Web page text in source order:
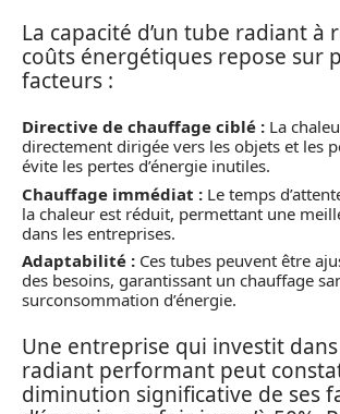
La capacité d’un tube radiant à
coûts énergétiques repose sur
facteurs :
Directive de chauffage ciblé : La
directement dirigée vers les objets et les
évite les pertes d’énergie inutiles.
Chauffage immédiat : Le temps
la chaleur est réduit, permettant une
dans les entreprises.
Adaptabilité : Ces tubes peuvent être
des besoins, garantissant un chauffage
surconsommation d’énergie.
Une entreprise qui investit
radiant performant peut
diminution significative de ses